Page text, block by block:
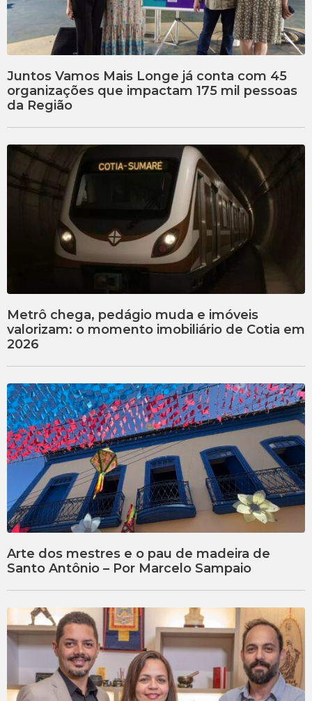
Juntos Vamos Mais Longe já conta com 45
organizações que impactam 175 mil pessoas
da Região
Metrô chega, pedágio muda e imóveis
valorizam: o momento imobiliário de Cotia em
2026
Arte dos mestres e o pau de madeira de
Santo Antônio – Por Marcelo Sampaio